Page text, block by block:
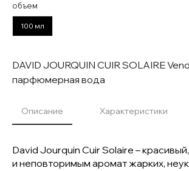
объем
100 мл
DAVID JOURQUIN CUIR SOLAIRE
парфюмерная вода
Описание Характеристики
David Jourquin Cuir Solaire –
и неповторимым аромат жарких,